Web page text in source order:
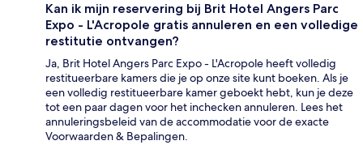
Kan ik mijn reservering bij Brit Hotel Angers Parc
Expo - L'Acropole gratis annuleren en een volledige
restitutie ontvangen?
Ja, Brit Hotel Angers Parc Expo - L'Acropole heeft volledig
restitueerbare kamers die je op onze site kunt boeken. Als je
een volledig restitueerbare kamer geboekt hebt, kun je deze
tot een paar dagen voor het inchecken annuleren. Lees het
annuleringsbeleid van de accommodatie voor de exacte
Voorwaarden & Bepalingen.